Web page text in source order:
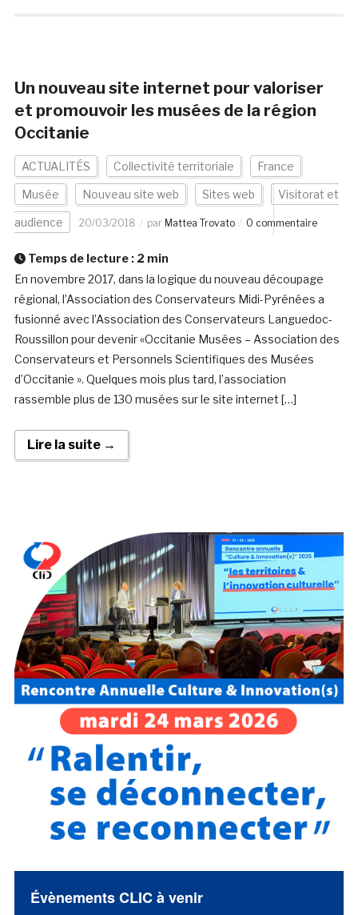
Un nouveau site internet pour valoriser
et promouvoir les musées de la région
Occitanie
ACTUALITÉS Collectivité territoriale France
Musée Nouveau site web Sites web Visitorat et
audience 20/03/2018 par Mattea Trovato 0 commentaire
Temps de lecture : 2 min
En novembre 2017, dans la logique du nouveau découpage
régional, l’Association des Conservateurs Midi-Pyrénées a
fusionné avec l’Association des Conservateurs Languedoc-
Roussillon pour devenir «Occitanie Musées – Association des
Conservateurs et Personnels Scientifiques des Musées
d’Occitanie ». Quelques mois plus tard, l’association
rassemble plus de 130 musées sur le site internet […]
Lire la suite →
Évènements CLIC à venir